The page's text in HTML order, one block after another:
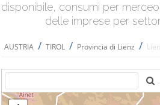
disponibile, consumi per
delle imprese per
AUSTRIA / TIROL / Provincia di Lienz /